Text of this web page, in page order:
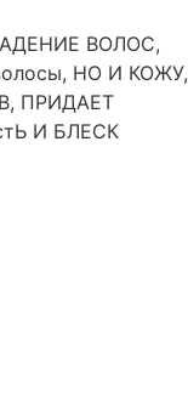
ВОЛОС,
НО И КОЖУ,
ПРИДАЕТ
И БЛЕСК